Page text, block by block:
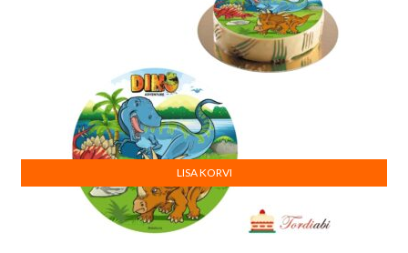
LISA KORVI